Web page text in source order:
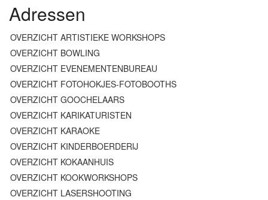
Adressen
OVERZICHT ARTISTIEKE WORKSHOPS
OVERZICHT BOWLING
OVERZICHT EVENEMENTENBUREAU
OVERZICHT FOTOHOKJES-FOTOBOOTHS
OVERZICHT GOOCHELAARS
OVERZICHT KARIKATURISTEN
OVERZICHT KARAOKE
OVERZICHT KINDERBOERDERIJ
OVERZICHT KOKAANHUIS
OVERZICHT KOOKWORKSHOPS
OVERZICHT LASERSHOOTING